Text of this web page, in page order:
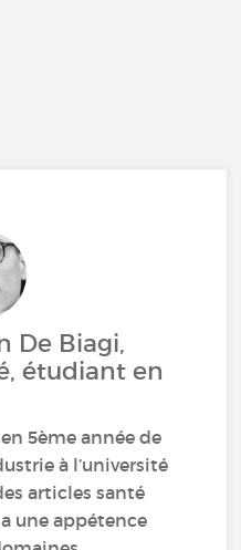
De Biagi,
étudiant en
5ème année de
à l’université
articles santé
une appétence